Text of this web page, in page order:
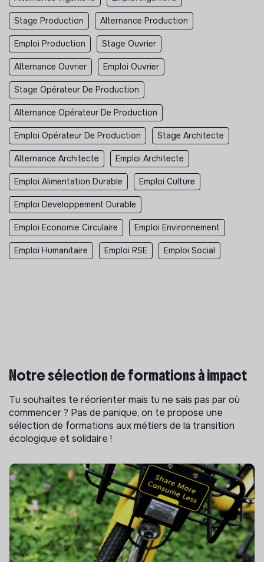
Stage Production Alternance Production
Emploi Production Stage Ouvrier
Alternance Ouvrier Emploi Ouvrier
Stage Opérateur De Production
Alternance Opérateur De Production
Emploi Opérateur De Production Stage Architecte
Alternance Architecte Emploi Architecte
Emploi Alimentation Durable Emploi Culture
Emploi Developpement Durable
Emploi Economie Circulaire Emploi Environnement
Emploi Humanitaire Emploi RSE Emploi Social
Notre sélection de formations à impact
Tu souhaites te réorienter mais tu ne sais pas par où
commencer ? Pas de panique, on te propose une
sélection de formations aux métiers de la transition
écologique et solidaire !